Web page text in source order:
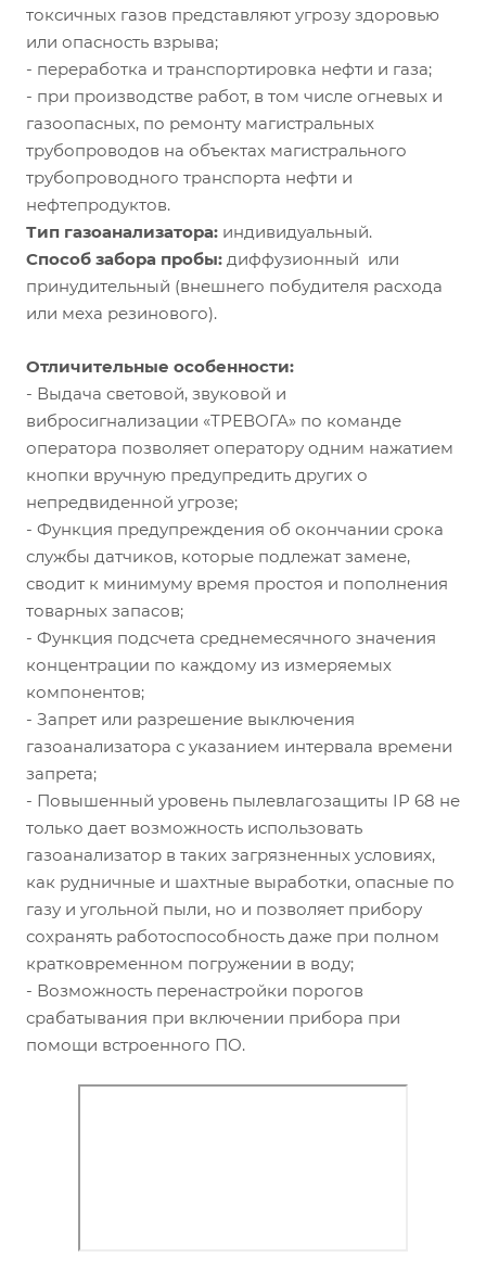
газоанализатор в таких загрязненных условиях, как
угольной пыли, но и позволяет прибору сохранять
работоспособность даже при полном
кратковременном погружении в воду;
- Возможность перенастройки порогов
срабатывания при включении прибора при помощи
встроенного ПО.
токсичных газов представляют угрозу здоровью
или опасность взрыва;
- переработка и транспортировка нефти и газа;
- при производстве работ, в том числе огневых и
газоопасных, по ремонту магистральных
трубопроводов на объектах магистрального
трубопроводного транспорта нефти и
нефтепродуктов.
Тип газоанализатора: индивидуальный.
Способ забора пробы: диффузионный или
принудительный (внешнего побудителя расхода
или меха резинового).
Отличительные особенности:
- Выдача световой, звуковой и
вибросигнализации «ТРЕВОГА» по команде
оператора позволяет оператору одним нажатием
кнопки вручную предупредить других о
непредвиденной угрозе;
- Функция предупреждения об окончании срока
службы датчиков, которые подлежат замене,
сводит к минимуму время простоя и пополнения
товарных запасов;
- Функция подсчета среднемесячного значения
концентрации по каждому из измеряемых
компонентов;
- Запрет или разрешение выключения
газоанализатора с указанием интервала времени
запрета;
- Повышенный уровень пылевлагозащиты IР 68 не
только дает возможность использовать
газоанализатор в таких загрязненных условиях,
как рудничные и шахтные выработки, опасные по
газу и угольной пыли, но и позволяет прибору
сохранять работоспособность даже при полном
кратковременном погружении в воду;
- Возможность перенастройки порогов
срабатывания при включении прибора при
помощи встроенного ПО.